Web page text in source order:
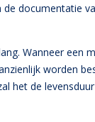
documentatie
Wanneer een
worden
het de